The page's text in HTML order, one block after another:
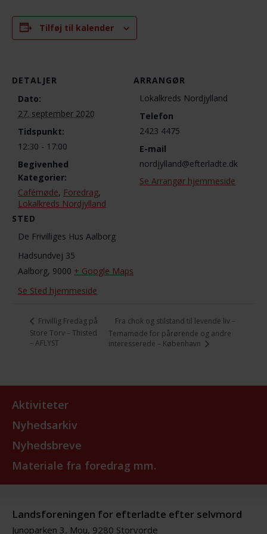
Tilføj til kalender
DETALJER
Dato:
27. september 2020
Tidspunkt:
12:30 - 17:00
Begivenhed
Kategorier:
Cafémøde, Foredrag,
Lokalkreds Nordjylland
STED
De Frivilliges Hus Aalborg
Hadsundvej 35
Aalborg, 9000 + Google Maps
Se Sted hjemmeside
ARRANGØR
Lokalkreds Nordjylland
Telefon
2423 4475
E-mail
nordjylland@efterladte.dk
Se Arrangør hjemmeside
Frivillig Fredag på
Store Torv – Thisted
– AFLYST
Fra chok og stilstand til levende liv –
Temamøde for pårørende og andre
interesserede – København
Aktiviteter
Nyhedsarkiv
Nyhedsbreve
Materiale fra foredrag mm.
Landsforeningen for efterladte efter selvmord
Junoparken 3, Mou, 9280 Storvorde